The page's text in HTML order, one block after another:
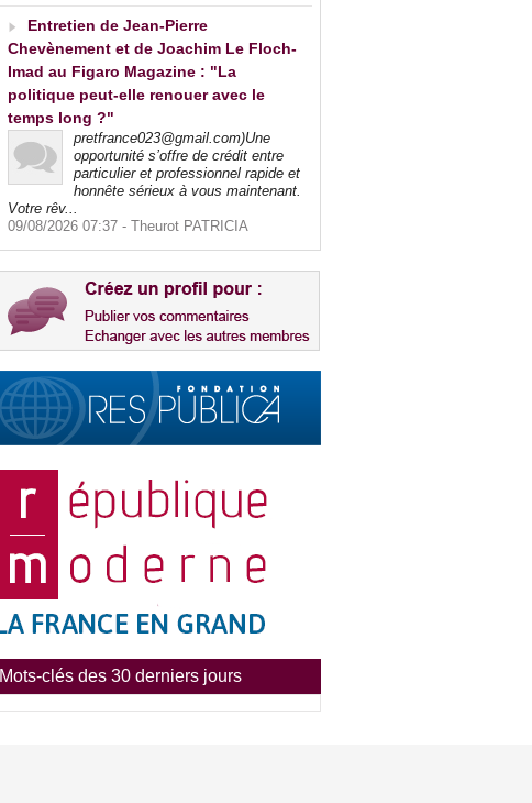
Entretien de Jean-Pierre
Chevènement et de Joachim Le Floch-
Imad au Figaro Magazine : "La
politique peut-elle renouer avec le
temps long ?"
pretfrance023@gmail.com)Une
opportunité s’offre de crédit entre
particulier et professionnel rapide et
honnête sérieux à vous maintenant.
Votre rêv...
09/08/2026 07:37 - Theurot PATRICIA
Mots-clés des 30 derniers jours